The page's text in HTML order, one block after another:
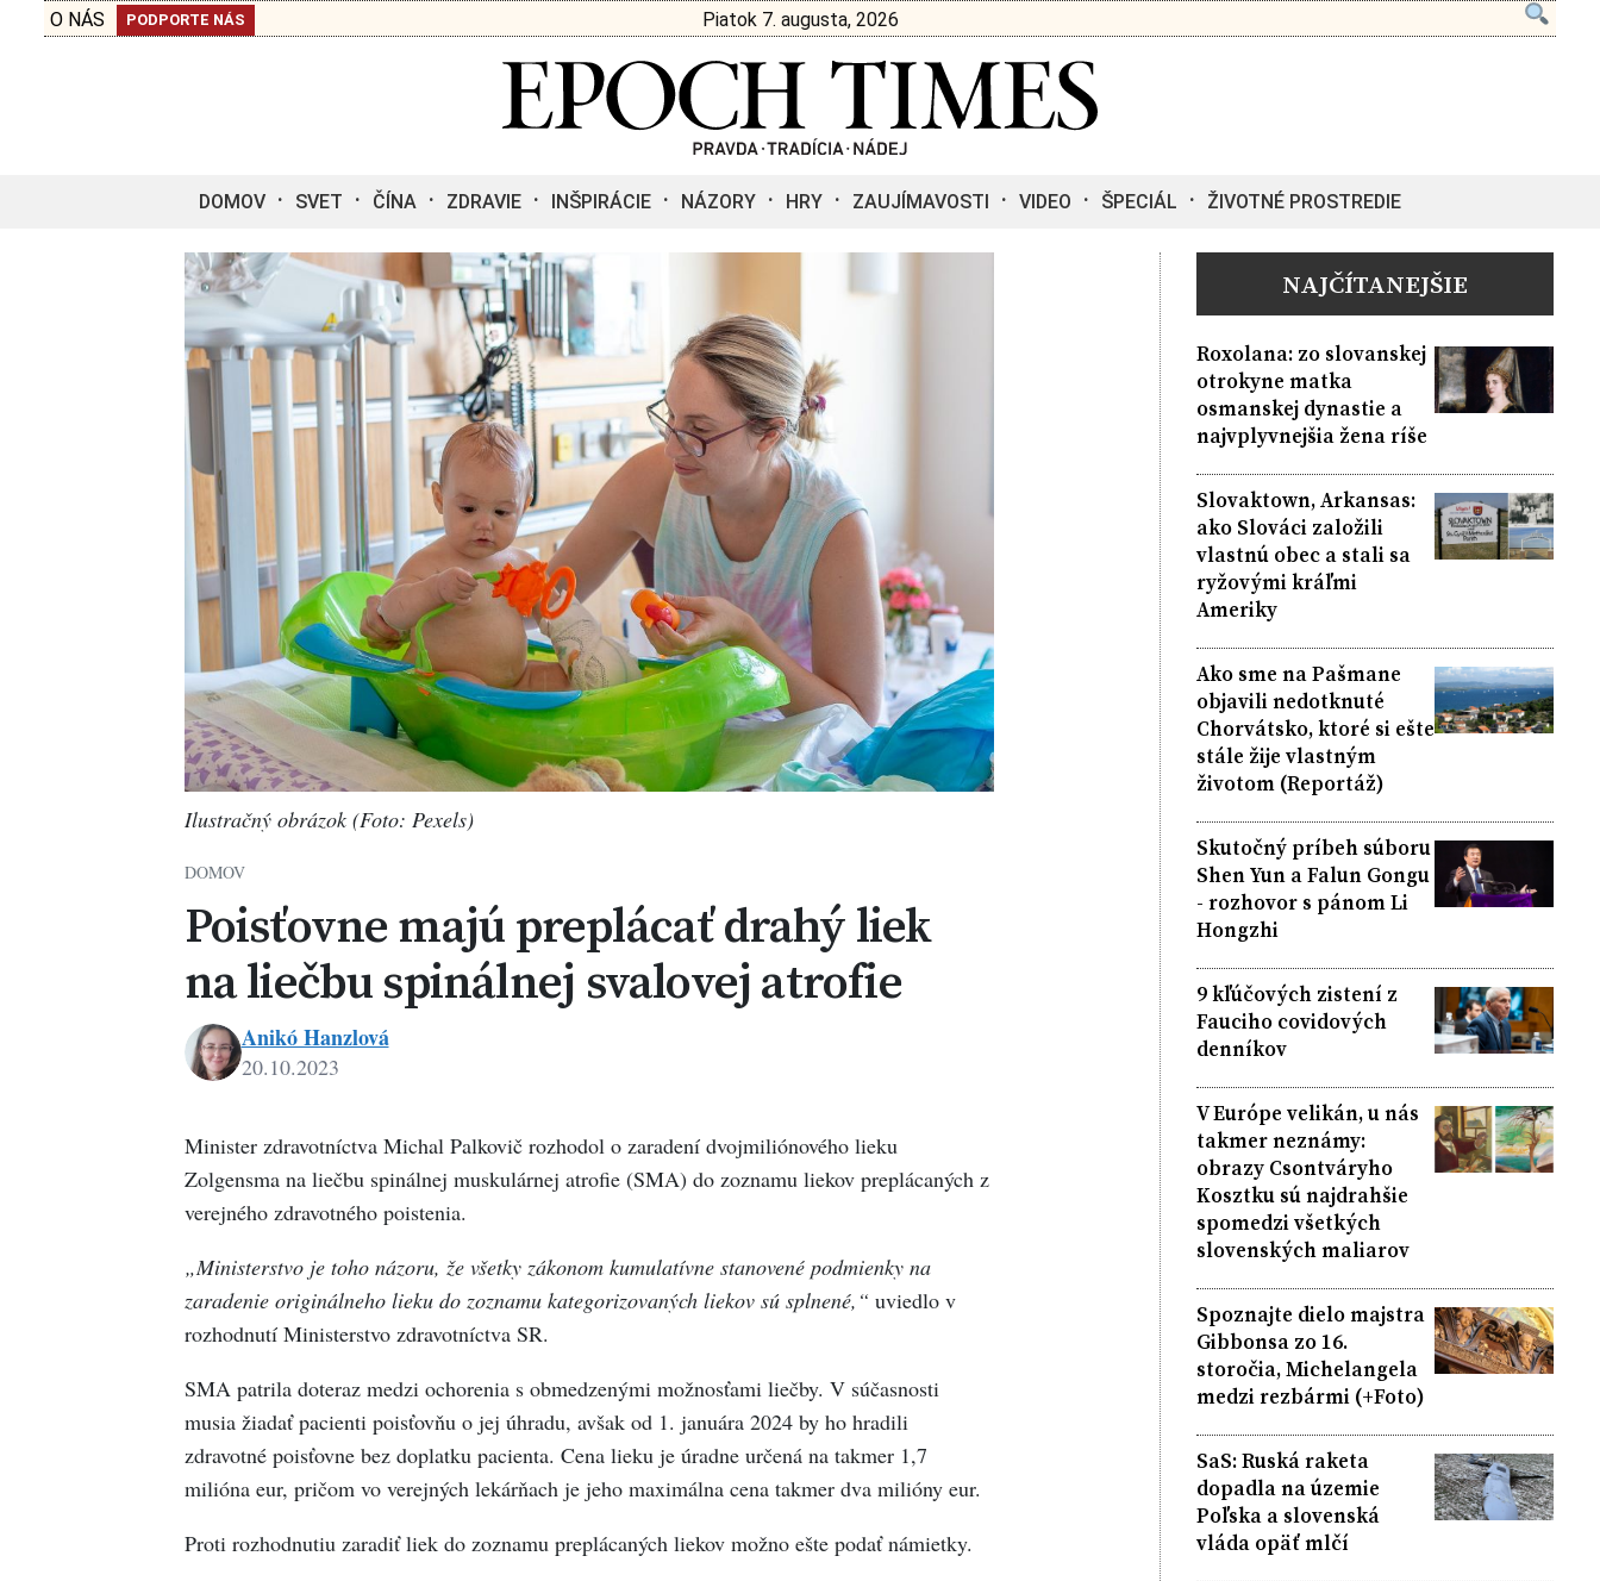
O NÁS PODPORTE NÁS Piatok 7. augusta, 2026
DOMOV SVET ČÍNA ZDRAVIE INŠPIRÁCIE NÁZORY HRY ZAUJÍMAVOSTI VIDEO ŠPECIÁL ŽIVOTNÉ PROSTREDIE
Ilustračný obrázok (Foto: Pexels)
DOMOV
Poisťovne majú preplácať drahý liek
na liečbu spinálnej svalovej atrofie
Hanzlová
Anikó Hanzlová
20.10.2023
Minister zdravotníctva Michal Palkovič rozhodol o zaradení dvojmiliónového lieku
Zolgensma na liečbu spinálnej muskulárnej atrofie (SMA) do zoznamu liekov preplácaných z
verejného zdravotného poistenia.
„Ministerstvo je toho názoru, že všetky zákonom kumulatívne stanovené podmienky na
zaradenie originálneho lieku do zoznamu kategorizovaných liekov sú splnené,“ uviedlo v
rozhodnutí Ministerstvo zdravotníctva SR.
SMA patrila doteraz medzi ochorenia s obmedzenými možnosťami liečby. V súčasnosti
musia žiadať pacienti poisťovňu o jej úhradu, avšak od 1. januára 2024 by ho hradili
zdravotné poisťovne bez doplatku pacienta. Cena lieku je úradne určená na takmer 1,7
milióna eur, pričom vo verejných lekárňach je jeho maximálna cena takmer dva milióny eur.
Proti rozhodnutiu zaradiť liek do zoznamu preplácaných liekov možno ešte podať námietky.
NAJČÍTANEJŠIE
Roxolana: zo slovanskej
otrokyne matka
osmanskej dynastie a
najvplyvnejšia žena ríše
Slovaktown, Arkansas:
ako Slováci založili
vlastnú obec a stali sa
ryžovými kráľmi
Ameriky
Ako sme na Pašmane
objavili nedotknuté
Chorvátsko, ktoré si ešte
stále žije vlastným
životom (Reportáž)
Skutočný príbeh súboru
Shen Yun a Falun Gongu
- rozhovor s pánom Li
Hongzhi
9 kľúčových zistení z
Fauciho covidových
denníkov
V Európe velikán, u nás
takmer neznámy:
obrazy Csontváryho
Kosztku sú najdrahšie
spomedzi všetkých
slovenských maliarov
Spoznajte dielo majstra
Gibbonsa zo 16.
storočia, Michelangela
medzi rezbármi (+Foto)
SaS: Ruská raketa
dopadla na územie
Poľska a slovenská
vláda opäť mlčí